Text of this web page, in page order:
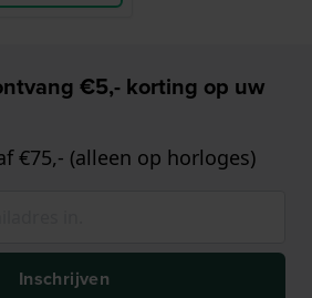
€5,- korting op uw
€75,- (alleen op horloges)
Inschrijven